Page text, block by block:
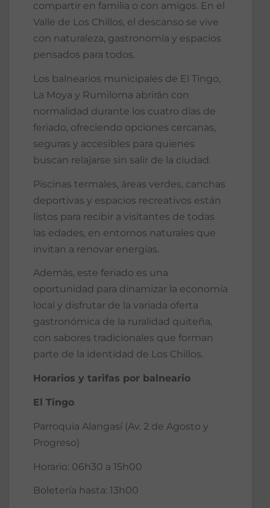
compartir en familia o con amigos. En el
Valle de Los Chillos, el descanso se vive
con naturaleza, gastronomía y espacios
pensados para todos.
Los balnearios municipales de El Tingo,
La Moya y Rumiloma abrirán con
normalidad durante los cuatro días de
feriado, ofreciendo opciones cercanas,
seguras y accesibles para quienes
buscan relajarse sin salir de la ciudad.
Piscinas termales, áreas verdes, canchas
deportivas y espacios recreativos están
listos para recibir a visitantes de todas
las edades, en entornos naturales que
invitan a renovar energías.
Además, este feriado es una
oportunidad para dinamizar la economía
local y disfrutar de la variada oferta
gastronómica de la ruralidad quiteña,
con sabores tradicionales que forman
parte de la identidad de Los Chillos.
Horarios y tarifas por balneario
El Tingo
Parroquia Alangasí (Av. 2 de Agosto y
Progreso)
Horario: 06h30 a 15h00
Boletería hasta: 13h00